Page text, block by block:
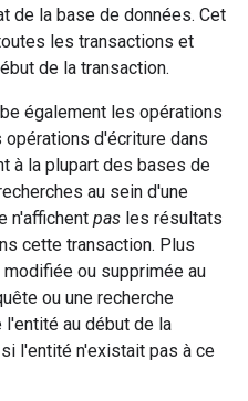
de la base de données. Cet
les transactions et
de la transaction.
également les opérations
d'écriture dans
à la plupart des bases de
au sein d'une
n'affichent pas les résultats
cette transaction. Plus
ou supprimée au
ou une recherche
l'entité au début de la
l'entité n'existait pas à ce